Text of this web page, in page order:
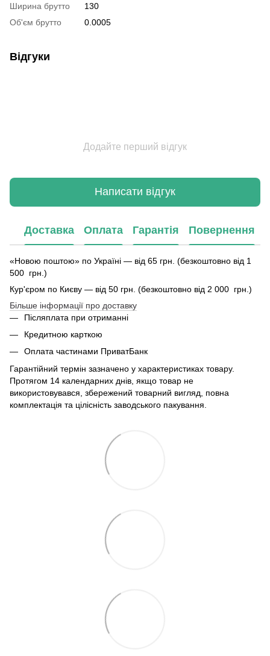
Ширина брутто
130
Об'єм брутто
0.0005
Відгуки
Додайте перший відгук
Написати відгук
Доставка Оплата Гарантія Повернення
«Новою поштою» по Україні — від 65 грн. (безкоштовно від 1
500 грн.)
Кур'єром по Києву — від 50 грн. (безкоштовно від 2 000 грн.)
Більше інформації про доставку
Післяплата при отриманні
Кредитною карткою
Оплата частинами ПриватБанк
Гарантійний термін зазначено у характеристиках товару.
Протягом 14 календарних днів, якщо товар не
використовувався, збережений товарний вигляд, повна
комплектація та цілісність заводського пакування.